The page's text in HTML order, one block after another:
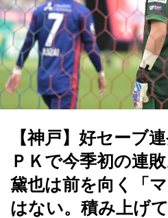
【神戸】好セーブ
ＰＫで今季初の連
黛也は前を向く「
はない。積み上げ